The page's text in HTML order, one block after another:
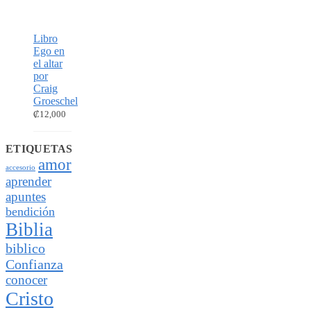
Libro
Ego en
el altar
por
Craig
Groeschel
₡12,000
ETIQUETAS
accesorio amor
aprender
apuntes
bendición
Biblia
biblico
Confianza
conocer
Cristo